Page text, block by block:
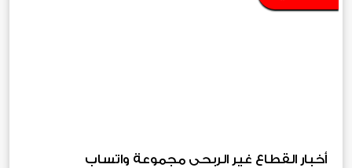
أخبار القطاع غير الربحي مجموعة واتساب